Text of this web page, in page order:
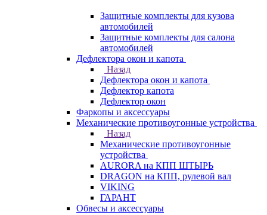
Защитные комплекты для кузова
автомобилей
Защитные комплекты для салона
автомобилей
Дефлектора окон и капота
Назад
Дефлектора окон и капота
Дефлектор капота
Дефлектор окон
Фаркопы и аксессуары
Механические противоугонные устройства
Назад
Механические противоугонные
устройства
AURORA на КПП ШТЫРЬ
DRAGON на КПП, рулевой вал
VIKING
ГАРАНТ
Обвесы и аксессуары